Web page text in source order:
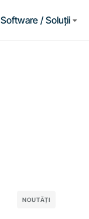
Software / Soluții
NOUTĂȚI